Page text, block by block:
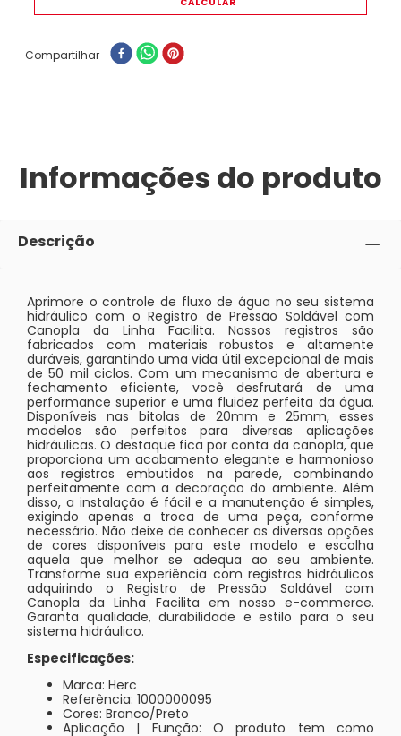
Compartilhar
Informações do produto
Descrição
Aprimore o controle de fluxo de água no seu sistema
hidráulico com o Registro de Pressão Soldável com
Canopla da Linha Facilita. Nossos registros são
fabricados com materiais robustos e altamente
duráveis, garantindo uma vida útil excepcional de mais
de 50 mil ciclos. Com um mecanismo de abertura e
fechamento eficiente, você desfrutará de uma
performance superior e uma fluidez perfeita da água.
Disponíveis nas bitolas de 20mm e 25mm, esses
modelos são perfeitos para diversas aplicações
hidráulicas. O destaque fica por conta da canopla, que
proporciona um acabamento elegante e harmonioso
aos registros embutidos na parede, combinando
perfeitamente com a decoração do ambiente. Além
disso, a instalação é fácil e a manutenção é simples,
exigindo apenas a troca de uma peça, conforme
necessário. Não deixe de conhecer as diversas opções
de cores disponíveis para este modelo e escolha
aquela que melhor se adequa ao seu ambiente.
Transforme sua experiência com registros hidráulicos
adquirindo o Registro de Pressão Soldável com
Canopla da Linha Facilita em nosso e-commerce.
Garanta qualidade, durabilidade e estilo para o seu
sistema hidráulico.
Especificações:
Marca: Herc
Referência: 1000000095
Cores: Branco/Preto
Aplicação | Função: O produto tem como